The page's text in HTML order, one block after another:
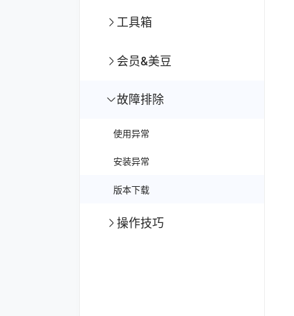
工具箱
会员&美豆
故障排除
使用异常
安装异常
版本下载
操作技巧